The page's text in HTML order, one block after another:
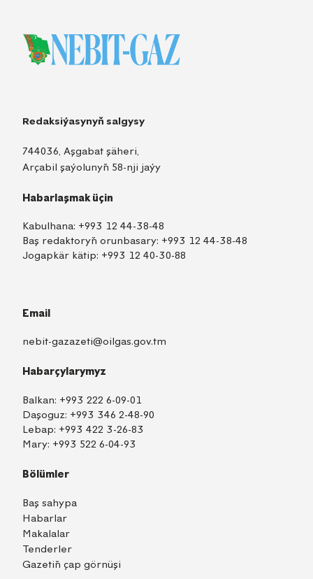
Redaksiýasynyň salgysy
744036, Aşgabat şäheri,
Arçabil şaýolunyň 58-nji jaýy
Habarlaşmak üçin
Kabulhana: +993 12 44-38-48
Baş redaktoryň orunbasary: +993 12 44-38-48
Jogapkär kätip: +993 12 40-30-88
Email
nebit-gazazeti@oilgas.gov.tm
Habarçylarymyz
Balkan: +993 222 6-09-01
Daşoguz: +993 346 2-48-90
Lebap: +993 422 3-26-83
Mary: +993 522 6-04-93
Bölümler
Baş sahypa
Habarlar
Makalalar
Tenderler
Gazetiň çap görnüşi